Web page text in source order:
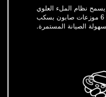
نظام الملء العلوي
هذا بإعادة تعبئة ما يصل إلى 6 موزعات صابون بسكب
الصيانة المستمرة.